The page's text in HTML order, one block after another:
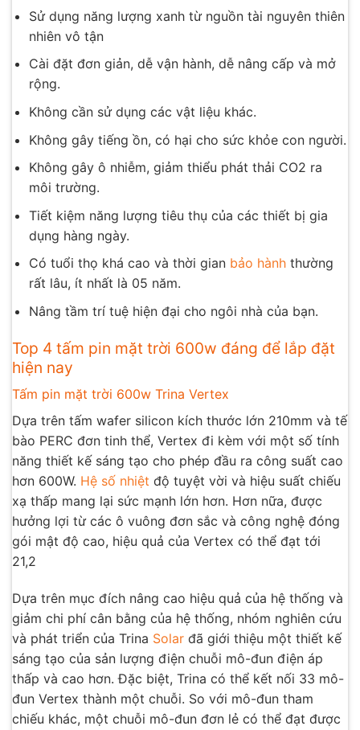
Sử dụng năng lượng xanh từ nguồn tài nguyên thiên
nhiên vô tận
Cài đặt đơn giản, dễ vận hành, dễ nâng cấp và mở
rộng.
Không cần sử dụng các vật liệu khác.
Không gây tiếng ồn, có hại cho sức khỏe con người.
Không gây ô nhiễm, giảm thiểu phát thải CO2 ra
môi trường.
Tiết kiệm năng lượng tiêu thụ của các thiết bị gia
dụng hàng ngày.
Có tuổi thọ khá cao và thời gian bảo hànhthường
rất lâu, ít nhất là 05 năm.
Nâng tầm trí tuệ hiện đại cho ngôi nhà của bạn.
Top 4 tấm pin mặt trời 600w đáng để lắp đặt
hiện nay
Tấm pin mặt trời 600w Trina Vertex
Dựa trên tấm wafer silicon kích thước lớn 210mm và tế
bào PERC đơn tinh thể, Vertex đi kèm với một số tính
năng thiết kế sáng tạo cho phép đầu ra công suất cao
hơn 600W. Hệ số nhiệt độ tuyệt vời và hiệu suất chiếu
xạ thấp mang lại sức mạnh lớn hơn. Hơn nữa, được
hưởng lợi từ các ô vuông đơn sắc và công nghệ đóng
gói mật độ cao, hiệu quả của Vertex có thể đạt tới
21,2
Dựa trên mục đích nâng cao hiệu quả của hệ thống và
giảm chi phí cân bằng của hệ thống, nhóm nghiên cứu
và phát triển của Trina Solar đã giới thiệu một thiết kế
sáng tạo của sản lượng điện chuỗi mô-đun điện áp
thấp và cao hơn. Đặc biệt, Trina có thể kết nối 33 mô-
đun Vertex thành một chuỗi. So với mô-đun tham
chiếu khác, một chuỗi mô-đun đơn lẻ có thể đạt được